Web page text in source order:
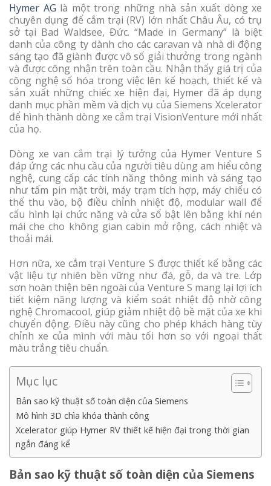
Hymer AG là một trong những nhà sản xuất dòng xe
chuyên dụng để cắm trại (RV) lớn nhất Châu Âu, có trụ
sở tại Bad Waldsee, Đức. “Made in Germany” là biệt
danh của công ty dành cho các caravan và nhà di động
sáng tạo đã giành được vô số giải thưởng trong ngành
và được công nhận trên toàn cầu. Nhận thấy giá trị của
công nghệ số hóa trong việc lên kế hoạch, thiết kế và
sản xuất những chiếc xe hiện đại, Hymer đã áp dụng
danh mục phần mềm và dịch vụ của Siemens Xcelerator
để hình thành dòng xe cắm trại VisionVenture mới nhất
của họ.
Dòng xe van cắm trại lý tưởng của Hymer Venture S
đáp ứng các nhu cầu của người tiêu dùng am hiểu công
nghệ, cung cấp các tính năng thông minh và sáng tạo
như tấm pin mặt trời, máy trạm tích hợp, máy chiếu có
thể thu vào, bộ điều chỉnh nhiệt độ, modular wall để
cấu hình lại chức năng và cửa sổ bật lên bằng khí nén
mái che cho không gian cabin mở rộng, cách nhiệt và
thoải mái.
Hơn nữa, xe cắm trại Venture S được thiết kế bằng các
vật liệu tự nhiên bền vững như đá, gỗ, da và tre. Lớp
sơn hoàn thiện bên ngoài của Venture S mang lại lợi ích
tiết kiệm năng lượng và kiểm soát nhiệt độ nhờ công
nghệ Chromacool, giúp giảm nhiệt độ bề mặt của xe khi
chuyển động. Điều này cũng cho phép khách hàng tùy
chỉnh xe của mình với màu tối hơn so với ngoại thất
màu trắng tiêu chuẩn.
Mục lục
Bản sao kỹ thuật số toàn diện của Siemens
Mô hình 3D chìa khóa thành công
Xcelerator giúp Hymer RV thiết kế hiện đại trong thời gian
ngắn đáng kể
Bản sao kỹ thuật số toàn diện của Siemens